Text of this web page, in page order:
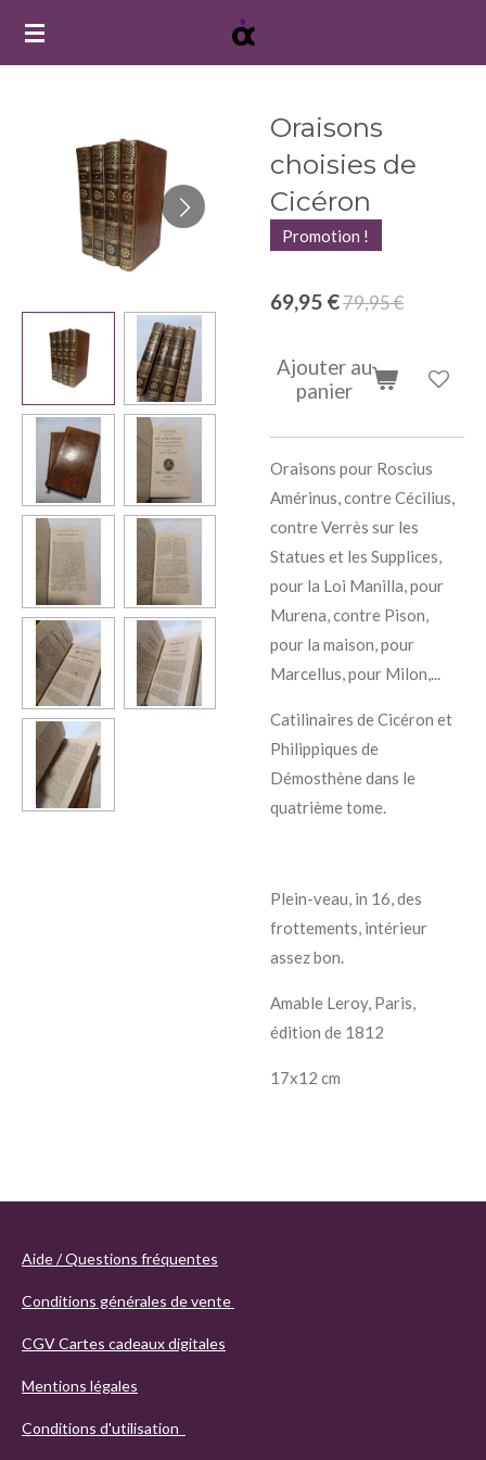
Passer
Oraisons
choisies de
Cicéron
Promotion !
69,95 €79,95 €
Ajouter au
panier
Oraisons pour Roscius
Amérinus, contre Cécilius,
contre Verrès sur les
Statues et les Supplices,
pour la Loi Manilla, pour
Murena, contre Pison,
pour la maison, pour
Marcellus, pour Milon,...
Catilinaires de Cicéron et
Philippiques de
Démosthène dans le
quatrième tome.
Plein-veau, in 16, des
frottements, intérieur
assez bon.
Amable Leroy, Paris,
édition de 1812
17x12 cm
Aide / Questions fréquentes
Conditions générales de vente
CGV Cartes cadeaux digitales
Mentions légales
Conditions d'utilisation